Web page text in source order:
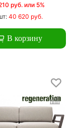
руб. или 5%
40 620 руб.
В корзину